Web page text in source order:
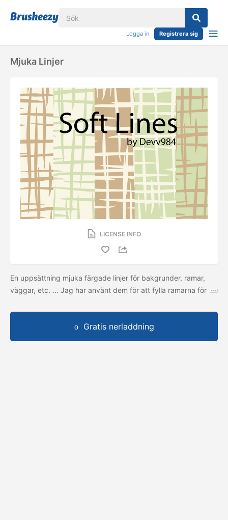
Logga in Registrera sig
Mjuka Linjer
LICENSE INFO
En uppsättning mjuka färgade linjer för bakgrunder, ramar,
väggar, etc. ... Jag har använt dem för att fylla ramarna för
Gratis nerladdning